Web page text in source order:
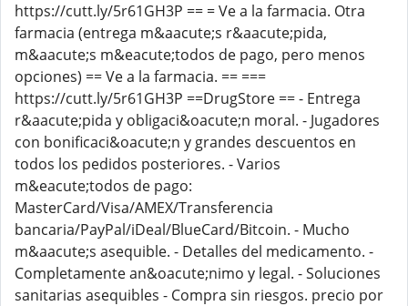
https://cutt.ly/5r61GH3P == = Ve a la farmacia. Otra
farmacia (entrega m&aacute;s r&aacute;pida,
m&aacute;s m&eacute;todos de pago, pero menos
opciones) == Ve a la farmacia. == ===
https://cutt.ly/5r61GH3P ==DrugStore == - Entrega
r&aacute;pida y obligaci&oacute;n moral. - Jugadores
con bonificaci&oacute;n y grandes descuentos en
todos los pedidos posteriores. - Varios
m&eacute;todos de pago:
MasterCard/Visa/AMEX/Transferencia
bancaria/PayPal/iDeal/BlueCard/Bitcoin. - Mucho
m&aacute;s asequible. - Detalles del medicamento. -
Completamente an&oacute;nimo y legal. - Soluciones
sanitarias asequibles - Compra sin riesgos. precio por